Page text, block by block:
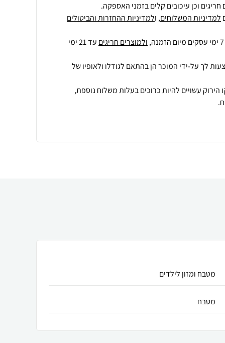
וכן עיכובים קלים בזמני האספקה.
למדיניות המשלוחים, ולמדיניות ההחזרות והביטולים
ולמוצרים חריגים עד 21 ימי
לך על-ידי המוכר הן בהתאם לגודלו ולאופיו של
הירוק עשויים להיות כרוכים בעלות משלוח נוספת,
מטבח ומזון לילדים
מטבח